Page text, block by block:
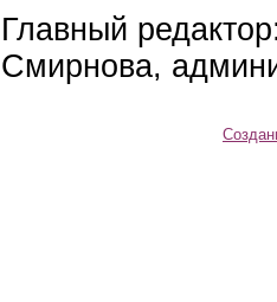
Главный
Смирнова,